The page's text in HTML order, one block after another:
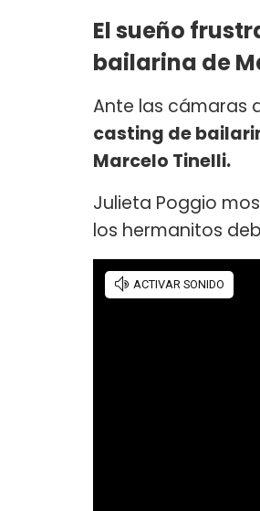
El sueño
bailarina de
Ante las cámaras
casting de
Marcelo Tinelli.
Julieta Poggio
los hermanitos